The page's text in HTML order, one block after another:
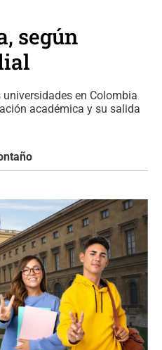
según
en Colombia
académica y su salida